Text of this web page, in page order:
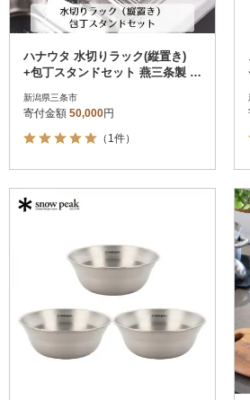
ハナウタ 水切りラック(縦置き)
+包丁スタンドセット 燕三条製 キ
新潟県三条市
寄付金額 50,000円
（1件）